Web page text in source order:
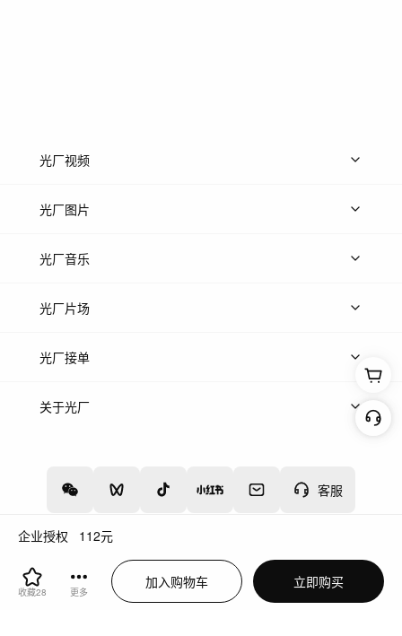
企业授权 112元
收藏28 更多
加入购物车 立即购买
客服
光厂视频
上传视频
光厂图片
上传图片
光厂音乐
热门音乐
光厂片场
上传案例
光厂接单
上架服务
关于光厂
增值电信业务经营许可证：川B2-20160192
蜀ICP备12020238号-4
川公网安备51019002000262
违法和不良信息举报中心